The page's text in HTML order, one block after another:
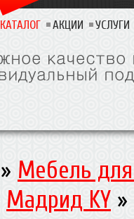
КАТАЛОГ АКЦИИ УСЛУГИ
» Мебель
Мадрид KY »